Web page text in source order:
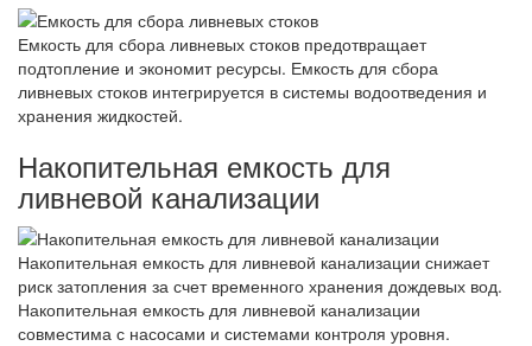
Емкость для сбора ливневых стоков предотвращает
подтопление и экономит ресурсы. Емкость для сбора
ливневых стоков интегрируется в системы водоотведения и
хранения жидкостей.
Накопительная емкость для
ливневой канализации
Накопительная емкость для ливневой канализации снижает
риск затопления за счет временного хранения дождевых вод.
Накопительная емкость для ливневой канализации
совместима с насосами и системами контроля уровня.